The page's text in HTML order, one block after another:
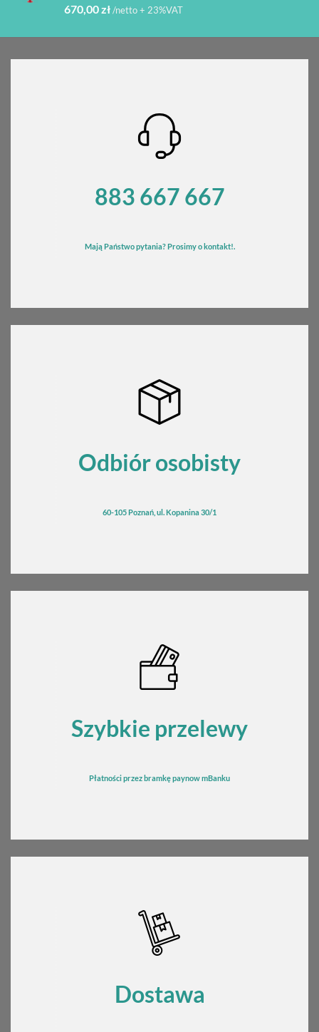
Oceniono
na 5
670,00zł/netto + 23%VAT
883 667 667
Mają Państwo pytania? Prosimy o kontakt!.
Odbiór osobisty
60-105 Poznań, ul. Kopanina 30/1
Szybkie przelewy
Płatności przez bramkępaynow mBanku
Dostawa